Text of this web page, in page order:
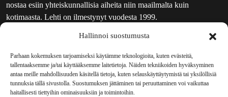
Hallinnoi suostumusta
Parhaan kokemuksen tarjoamiseksi käytämme teknologioita, kuten evästeitä,
tallentaaksemme ja/tai käyttääksemme laitetietoja. Näiden tekniikoiden hyväksyminen
antaa meille mahdollisuuden käsitellä tietoja, kuten selauskäyttäytymistä tai yksilöllisiä
tunnuksia tällä sivustolla. Suostumuksen jättäminen tai peruuttaminen voi vaikuttaa
haitallisesti tiettyihin ominaisuuksiin ja toimintoihin.
nostaa esiin yhteiskunnallisia aiheita niin maailmalta kuin
kotimaasta. Lehti on ilmestynyt vuodesta 1999.
UUTISKIRJE
MAINOSTAJILLE
VASTAMAINOKSET